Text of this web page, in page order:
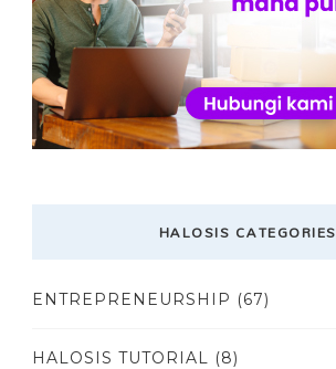
HALOSIS CATEGORIES
ENTREPRENEURSHIP (67)
HALOSIS TUTORIAL (8)